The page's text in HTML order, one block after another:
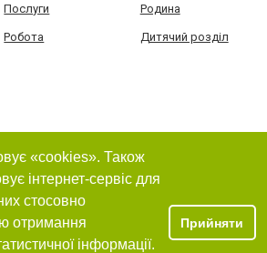
Послуги Родина
Робота Дитячий розділ
«cookies». Також
інтернет-сервіс для
стосовно
отримання
інформації.
Прийняти